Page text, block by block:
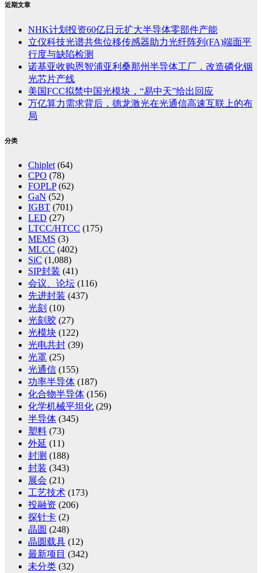
近期文章
NHK计划投资60亿日元扩大半导体零部件产能
立仪科技光谱共焦位移传感器助力光纤阵列(FA)端面平
行度与缺陷检测
诺基亚收购恩智浦亚利桑那州半导体工厂，改造磷化铟
光芯片产线
美国FCC拟禁中国光模块，“易中天”给出回应
万亿算力需求背后，德龙激光在光通信高速互联上的布
局
分类
Chiplet (64)
CPO (78)
FOPLP(62)
GaN (52)
IGBT (701)
LED (27)
LTCC/HTCC (175)
MEMS (3)
MLCC (402)
SiC (1,088)
SIP封装 (41)
会议、论坛 (116)
先进封装 (437)
光刻 (10)
光刻胶 (27)
光模块 (122)
光电共封 (39)
光罩 (25)
光通信 (155)
功率半导体 (187)
化合物半导体 (156)
化学机械平坦化 (29)
半导体 (345)
塑料 (73)
外延 (11)
封测 (188)
封装 (343)
展会 (21)
工艺技术 (173)
投融资 (206)
探针卡 (2)
晶圆 (248)
晶圆载具 (12)
最新项目 (342)
未分类 (32)